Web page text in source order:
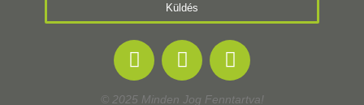
Küldés
© 2025 Minden Jog Fenntartva!